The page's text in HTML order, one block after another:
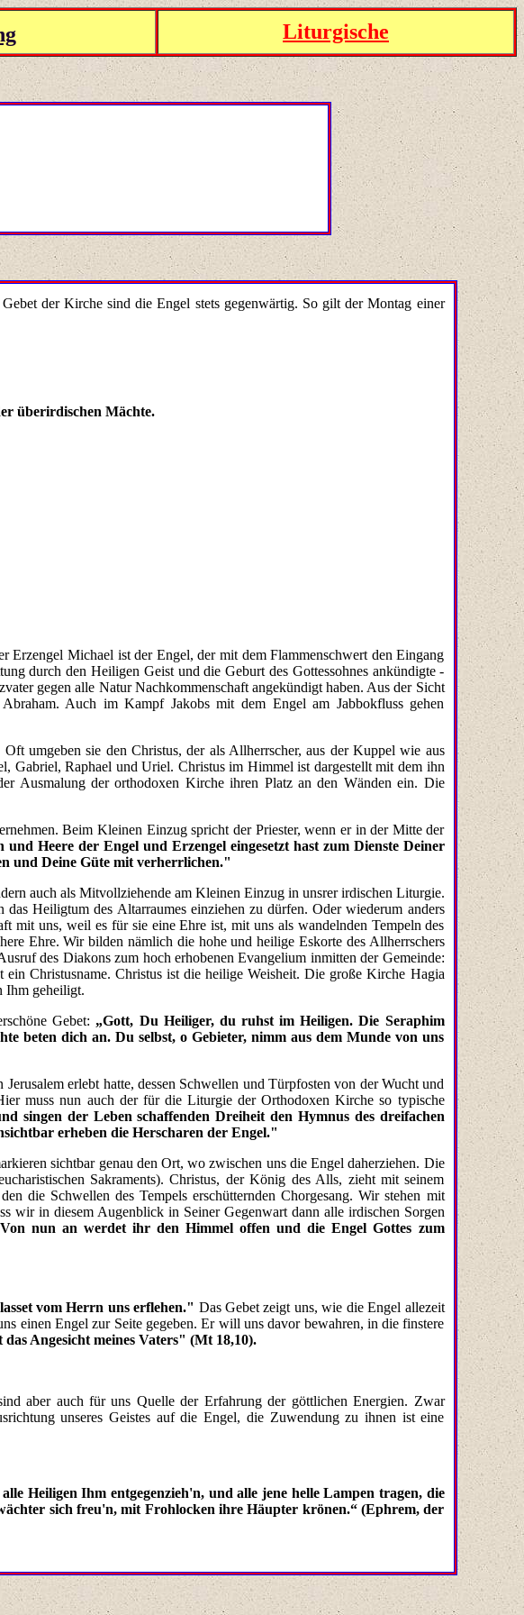
Liturgische
der Kirche sind die Engel stets gegenwärtig. So gilt der Montag einer
überirdischen Mächte.
Michael ist der Engel, der mit dem Flammenschwert den Eingang
durch den Heiligen Geist und die Geburt des Gottessohnes ankündigte -
gegen alle Natur Nachkommenschaft angekündigt haben. Aus der Sicht
Auch im Kampf Jakobs mit dem Engel am Jabbokfluss gehen
umgeben sie den Christus, der als Allherrscher, aus der Kuppel wie aus
Gabriel, Raphael und Uriel. Christus im Himmel ist dargestellt mit dem ihn
Ausmalung der orthodoxen Kirche ihren Platz an den Wänden ein. Die
Beim Kleinen Einzug spricht der Priester, wenn er in der Mitte der
Heere der Engel und Erzengel eingesetzt hast zum Dienste Deiner
und Deine Güte mit verherrlichen."
auch als Mitvollziehende am Kleinen Einzug in unsrer irdischen Liturgie.
Heiligtum des Altarraumes einziehen zu dürfen. Oder wiederum anders
mit uns, weil es für sie eine Ehre ist, mit uns als wandelnden Tempeln des
Ehre. Wir bilden nämlich die hohe und heilige Eskorte des Allherrschers
des Diakons zum hoch erhobenen Evangelium inmitten der Gemeinde:
Christusname. Christus ist die heilige Weisheit. Die große Kirche Hagia
Ihm geheiligt.
Gebet: „Gott, Du Heiliger, du ruhst im Heiligen. Die Seraphim
beten dich an. Du selbst, o Gebieter, nimm aus dem Munde von uns
erlebt hatte, dessen Schwellen und Türpfosten von der Wucht und
muss nun auch der für die Liturgie der Orthodoxen Kirche so typische
singen der Leben schaffenden Dreiheit den Hymnus des dreifachen
erheben die Herscharen der Engel."
sichtbar genau den Ort, wo zwischen uns die Engel daherziehen. Die
Sakraments). Christus, der König des Alls, zieht mit seinem
die Schwellen des Tempels erschütternden Chorgesang. Wir stehen mit
wir in diesem Augenblick in Seiner Gegenwart dann alle irdischen Sorgen
nun an werdet ihr den Himmel offen und die Engel Gottes zum
vom Herrn uns erflehen." Das Gebet zeigt uns, wie die Engel allezeit
einen Engel zur Seite gegeben. Er will uns davor bewahren, in die finstere
Angesicht meines Vaters" (Mt 18,10).
aber auch für uns Quelle der Erfahrung der göttlichen Energien. Zwar
unseres Geistes auf die Engel, die Zuwendung zu ihnen ist eine
Heiligen Ihm entgegenzieh'n, und alle jene helle Lampen tragen, die
sich freu'n, mit Frohlocken ihre Häupter krönen.“ (Ephrem, der